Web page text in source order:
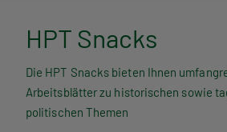
H
P
T
HPT Snacks
Die HPT Snacks bieten Ihnen
Arbeitsblätter zu historischen sowie
politischen Themen